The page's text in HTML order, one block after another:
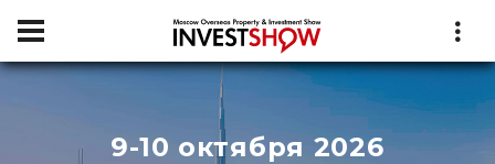
9-10 октября 2026